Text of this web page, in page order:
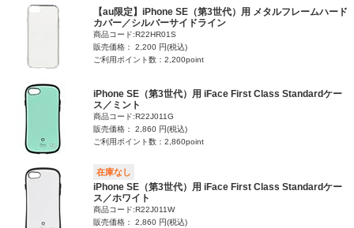
【au限定】iPhone SE（第3世代）用 メタルフレームハード
カバー／シルバーサイドライン
商品コード:R22HR01S
販売価格： 2,200 円(税込)
ご利用ポイント数：2,200point
iPhone SE（第3世代）用 iFace First Class Standardケー
ス／ミント
商品コード:R22J011G
販売価格： 2,860 円(税込)
ご利用ポイント数：2,860point
在庫なし
iPhone SE（第3世代）用 iFace First Class Standardケー
ス／ホワイト
商品コード:R22J011W
販売価格： 2,860 円(税込)